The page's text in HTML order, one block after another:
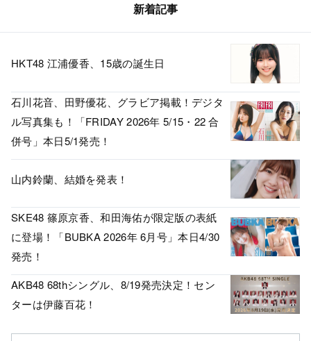
新着記事
HKT48 江浦優香、15歳の誕生日
石川花音、田野優花、グラビア掲載！デジタ
ル写真集も！「FRIDAY 2026年 5/15・22 合
併号」本日5/1発売！
山内鈴蘭、結婚を発表！
SKE48 篠原京香、和田海佑が限定版の表紙
に登場！「BUBKA 2026年 6月号」本日4/30
発売！
AKB48 68thシングル、8/19発売決定！セン
ターは伊藤百花！